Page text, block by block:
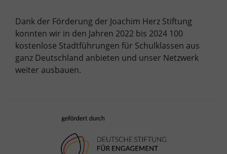
Dank der Förderung der Joachim Herz Stiftung
konnten wir in den Jahren 2022 bis 2024 100
kostenlose Stadtführungen für Schulklassen aus
ganz Deutschland anbieten und unser Netzwerk
weiter ausbauen.